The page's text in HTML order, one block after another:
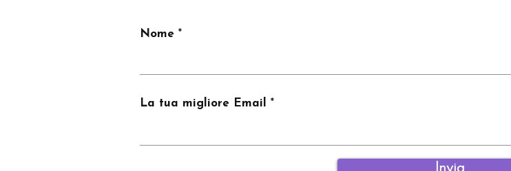
Nome
La tua migliore Email